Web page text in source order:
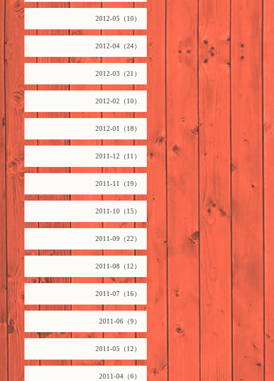
2012-05（10）
2012-04（24）
2012-03（21）
2012-02（10）
2012-01（18）
2011-12（11）
2011-11（19）
2011-10（15）
2011-09（22）
2011-08（12）
2011-07（16）
2011-06（9）
2011-05（12）
2011-04（6）